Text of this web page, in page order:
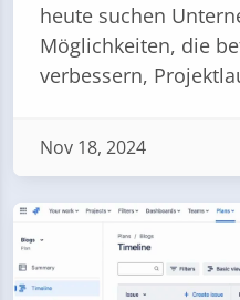
heute suchen
Möglichkeiten, die
verbessern,
Nov 18, 2024